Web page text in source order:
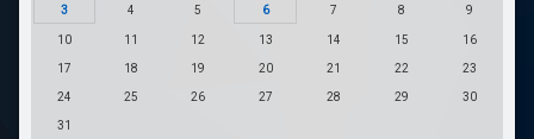
3 4 5 6 7 8 9
10 11 12 13 14 15 16
17 18 19 20 21 22 23
24 25 26 27 28 29 30
31